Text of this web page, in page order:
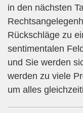
in den nächsten
Rückschläge zu
sentimentalen
und Sie werden
werden zu viele
um alles